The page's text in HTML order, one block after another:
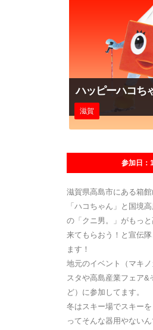
ハッピーハコち
滋賀
参加日：
滋賀県高島市にある箱
「ハコちゃん」と国境
の「クニ男。」がもっ
来てもらおう！と宣伝
ます！
地元のイベント（マキ
スタや高島産業フェア&
ど）に参加してます。
冬はスキー場でスキーを
ってそんな器用やない